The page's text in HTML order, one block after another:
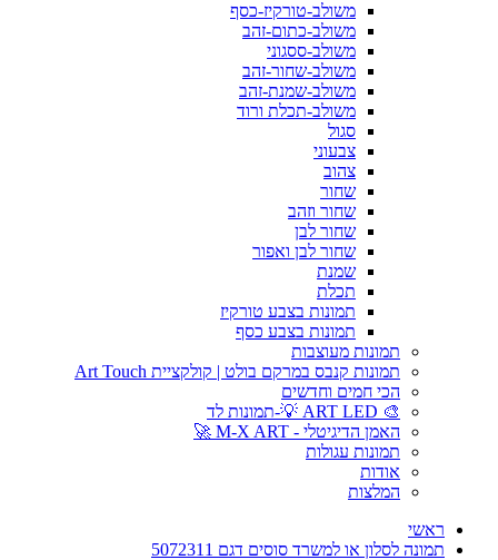
משולב-טורקיז-כסף
משולב-כתום-זהב
משולב-ססגוני
משולב-שחור-זהב
משולב-שמנת-זהב
משולב-תכלת ורוד
סגול
צבעוני
צהוב
שחור
שחור וזהב
שחור לבן
שחור לבן ואפור
שמנת
תכלת
תמונות בצבע טורקיז
תמונות בצבע כסף
תמונות מעוצבות
תמונות קנבס במרקם בולט | קולקציית Art Touch
הכי חמים וחדשים
🎨 ART LED 💡-תמונות לד
האמן הדיגיטלי - M-X ART 🚀
תמונות עגולות
אודות
המלצות
ראשי
תמונה לסלון או למשרד סוסים דגם 5072311